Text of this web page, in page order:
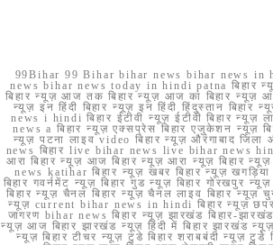
99Bihar 99 Bihar bihar news bihar news in
news bihar news today in hindi patna बिहार
बिहार न्यूज़ आज तक बिहार न्यूज़ आज का बिहार न्यूज़
न्यूज़ इन हिंदी बिहार न्यूज़ इन हिंदी हिंदुस्तान
news i hindi बिहार ईटीवी न्यूज़ ईटीवी बिहार न्यूज़
news a बिहार न्यूज़ एक्सप्रेस बिहार एजुकेशन न्यूज़
न्यूज़ पटना लाइव video बिहार न्यूज़ औरंगाबाद
news बिहार live bihar news live bihar news
आरा बिहार न्यूज़ आज बिहार न्यूज़ आरा न्यूज़ बिहार
news katihar बिहार न्यूज़ खबर बिहार न्यूज़ खगड़िया
बिहार गवर्नमेंट न्यूज़ बिहार गुड न्यूज़ बिहार गोरखपुर
बिहार न्यूज़ चैनल बिहार न्यूज़ चैनल लाइव बिहार न्यूज़
न्यूज़ current bihar news in hindi बिहार न्यूज़ छपरा
जागरण bihar news बिहार न्यूज़ झारखंड बिहार-
न्यूज़ आज बिहार झारखंड न्यूज़ हिंदी में बिहार झारखंड
न्यूज़ बिहार टीचर न्यूज़ टुडे बिहार शराबबंदी न्यूज़